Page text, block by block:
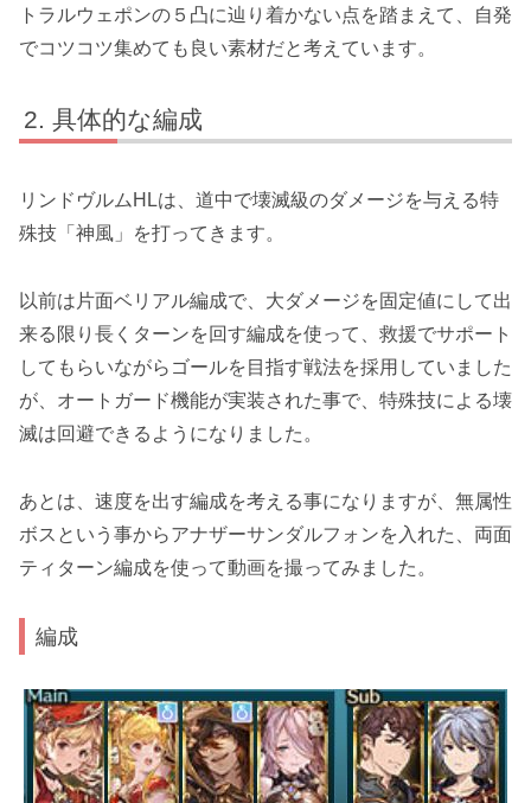
トラルウェポンの５凸に辿り着かない点を踏まえて、自発
でコツコツ集めても良い素材だと考えています。
具体的な編成
リンドヴルムHLは、道中で壊滅級のダメージを与える特
殊技「 神風 」を打ってきます。
以前は片面ベリアル編成で、大ダメージを固定値にして出
来る限り長くターンを回す編成を使って、救援でサポート
してもらいながらゴールを目指す戦法を採用していました
が、 オートガード機能が実装された事で、特殊技による壊
滅は回避できるようになりました。
あとは、速度を出す編成を考える事になりますが、無属性
ボスという事からアナザーサンダルフォンを入れた、両面
ティターン編成を使って動画を撮ってみました。
編成